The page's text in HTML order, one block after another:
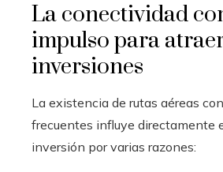
La conectividad
impulso para
inversiones
La existencia de rutas aéreas
frecuentes influye directamente
inversión por varias razones: